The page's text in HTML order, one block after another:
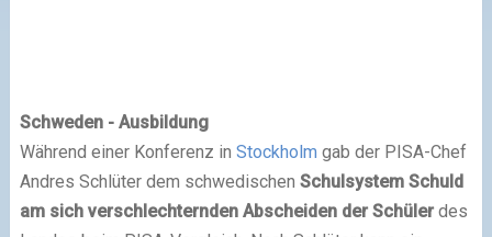
Schweden - Ausbildung
Während einer Konferenz in Stockholm gab der PISA-Chef
Andres Schlüter dem schwedischen Schulsystem Schuld
am sich verschlechternden Abscheiden der Schülerdes